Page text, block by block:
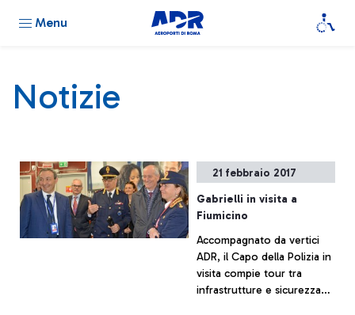
Menu
Notizie
21 febbraio 2017
Gabrielli in visita a
Fiumicino
Accompagnato da vertici
ADR, il Capo della Polizia in
visita compie tour tra
infrastrutture e sicurezza